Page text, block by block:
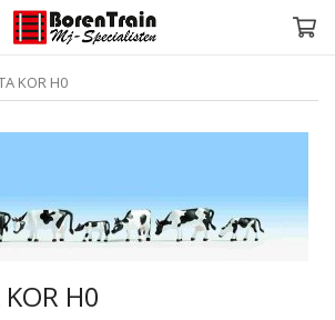
KOR H0
H0